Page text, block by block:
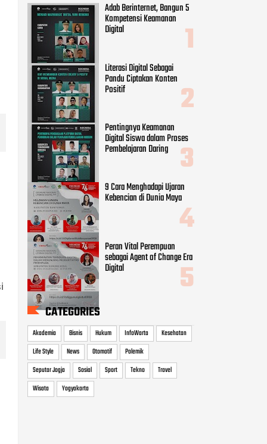
Adab Berinternet, Bangun 5
Kompetensi Keamanan
Digital
Literasi Digital Sebagai
Pandu Ciptakan Konten
Positif
Pentingnya Keamanan
Digital Siswa dalam Proses
Pembelajaran Daring
9 Cara Menghadapi Ujaran
Kebencian di Dunia Maya
Peran Vital Perempuan
sebagai Agent of Change Era
Digital
CATEGORIES
Akademia Bisnis Hukum InfoWarta
Kesehatan
Life Style
News Otomotif
Polemik
Seputar Jogja
Sosial Sport Tekno
Travel
Wisata
Yogyakarta